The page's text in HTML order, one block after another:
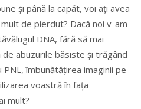
și până la capăt, voi ați avea
de pierdut? Dacă noi v-am
DNA, fără să mai
abuzurile băsiste și trăgând
îmbunătățirea imaginii pe
voastră în fața
mult?